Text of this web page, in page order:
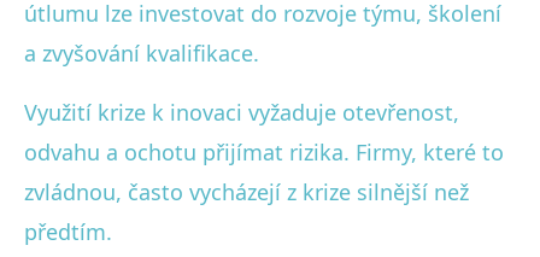
útlumu lze investovat do rozvoje týmu, školení
a zvyšování kvalifikace.
Využití krize k inovaci vyžaduje otevřenost,
odvahu a ochotu přijímat rizika. Firmy, které to
zvládnou, často vycházejí z krize silnější než
předtím.